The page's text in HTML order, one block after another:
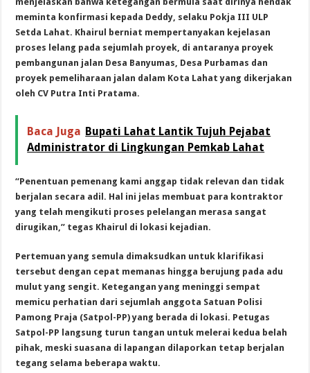
meminta konfirmasi kepada Deddy, selaku Pokja III ULP
Setda Lahat. Khairul berniat mempertanyakan kejelasan
proses lelang pada sejumlah proyek, di antaranya proyek
pembangunan jalan Desa Banyumas, Desa Purbamas dan
proyek pemeliharaan jalan dalam Kota Lahat yang dikerjakan
oleh CV Putra Inti Pratama.
Baca Juga Bupati Lahat Lantik Tujuh Pejabat
Administrator di Lingkungan Pemkab Lahat
“Penentuan pemenang kami anggap tidak relevan dan tidak
berjalan secara adil. Hal ini jelas membuat para kontraktor
yang telah mengikuti proses pelelangan merasa sangat
dirugikan,” tegas Khairul di lokasi kejadian.
Pertemuan yang semula dimaksudkan untuk klarifikasi
tersebut dengan cepat memanas hingga berujung pada adu
mulut yang sengit. Ketegangan yang meninggi sempat
memicu perhatian dari sejumlah anggota Satuan Polisi
Pamong Praja (Satpol-PP) yang berada di lokasi. Petugas
Satpol-PP langsung turun tangan untuk melerai kedua belah
pihak, meski suasana di lapangan dilaporkan tetap berjalan
tegang selama beberapa waktu.